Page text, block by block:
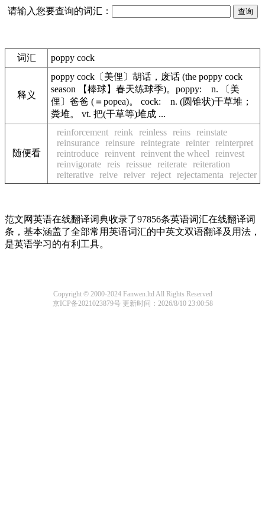
请输入您要查询的词汇：
词汇 poppy cock
释义
poppy cock〔美俚〕胡话，废话 (the poppy cock
season 【棒球】春天练球季)。poppy: n. 〔美
俚〕爸爸 (＝popea)。 cock: n. (圆锥状)干草堆；
粪堆。 vt. 把(干草等)堆成 ...
随便看
reinforcement reink reinless reins reinstate
reinsurance reinsure reintegrate reinter reinterpret
reintroduce reinvent reinvent the wheel
reinvest
reinvigorate reis reissue reiterate reiteration
reiterative reive reiver reject rejectamenta rejecter
范文网英语在线翻译词典收录了97856条英语词汇在线翻译词
条，基本涵盖了全部常用英语词汇的中英文双语翻译及用法，
是英语学习的有利工具。
Copyright © 2000-2024 Fanwen.ltd All Rights Reserved
京ICP备2021023879号更新时间：2026/8/10 23:00:58